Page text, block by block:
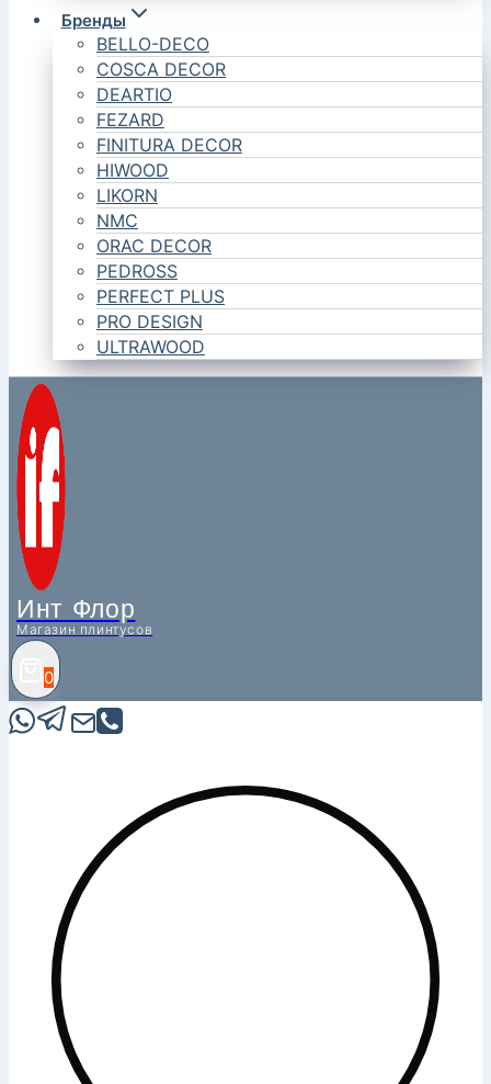
Бренды
BELLO-DECO
COSCA DECOR
DEARTIO
FEZARD
FINITURA DECOR
HIWOOD
LIKORN
NMC
ORAC DECOR
PEDROSS
PERFECT PLUS
PRO DESIGN
ULTRAWOOD
Инт Флор
Магазин плинтусов
0